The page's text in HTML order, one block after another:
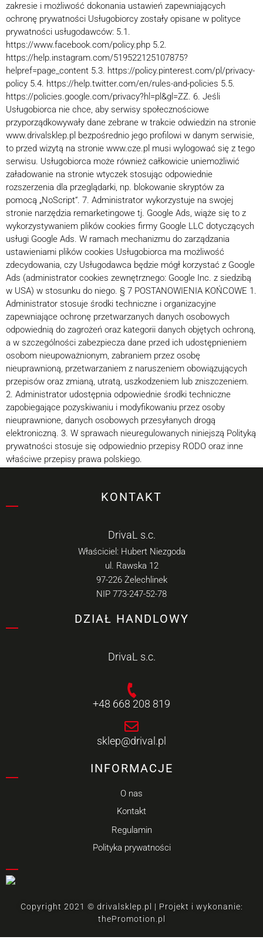
zakresie i możliwość dokonania ustawień zapewniających
ochronę prywatności Usługobiorcy zostały opisane w polityce
prywatności usługodawców: 5.1.
https://www.facebook.com/policy.php 5.2.
https://help.instagram.com/519522125107875?
helpref=page_content 5.3. https://policy.pinterest.com/pl/privacy-
policy 5.4. https://help.twitter.com/en/rules-and-policies 5.5.
https://policies.google.com/privacy?hl=pl&gl=ZZ. 6. Jeśli
Usługobiorca nie chce, aby serwisy społecznościowe
przyporządkowywały dane zebrane w trakcie odwiedzin na stronie
www.drivalsklep.pl bezpośrednio jego profilowi w danym serwisie,
to przed wizytą na stronie www.cze.pl musi wylogować się z tego
serwisu. Usługobiorca może również całkowicie uniemożliwić
załadowanie na stronie wtyczek stosując odpowiednie
rozszerzenia dla przeglądarki, np. blokowanie skryptów za
pomocą „NoScript“. 7. Administrator wykorzystuje na swojej
stronie narzędzia remarketingowe tj. Google Ads, wiąże się to z
wykorzystywaniem plików cookies firmy Google LLC dotyczących
usługi Google Ads. W ramach mechanizmu do zarządzania
ustawieniami plików cookies Usługobiorca ma możliwość
zdecydowania, czy Usługodawca będzie mógł korzystać z Google
Ads (administrator cookies zewnętrznego: Google Inc. z siedzibą
w USA) w stosunku do niego. § 7 POSTANOWIENIA KOŃCOWE 1.
Administrator stosuje środki techniczne i organizacyjne
zapewniające ochronę przetwarzanych danych osobowych
odpowiednią do zagrożeń oraz kategorii danych objętych ochroną,
a w szczególności zabezpiecza dane przed ich udostępnieniem
osobom nieupoważnionym, zabraniem przez osobę
nieuprawnioną, przetwarzaniem z naruszeniem obowiązujących
przepisów oraz zmianą, utratą, uszkodzeniem lub zniszczeniem.
2. Administrator udostępnia odpowiednie środki techniczne
zapobiegające pozyskiwaniu i modyfikowaniu przez osoby
nieuprawnione, danych osobowych przesyłanych drogą
elektroniczną. 3. W sprawach nieuregulowanych niniejszą Polityką
prywatności stosuje się odpowiednio przepisy RODO oraz inne
właściwe przepisy prawa polskiego.
KONTAKT
DrivaL s.c.
Właściciel: Hubert Niezgoda
ul. Rawska 12
97-226 Żelechlinek
NIP 773-247-52-78
DZIAŁ HANDLOWY
DrivaL s.c.
+48 668 208 819
sklep@drival.pl
INFORMACJE
O nas
Kontakt
Regulamin
Polityka prywatności
Copyright 2021 © drivalsklep.pl | Projekt i wykonanie:
thePromotion.pl